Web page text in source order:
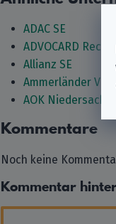
ADAC SE
ADVOCARD
Allianz SE
Ammerländer
AOK
Kommentare
Noch keine
Kommentar